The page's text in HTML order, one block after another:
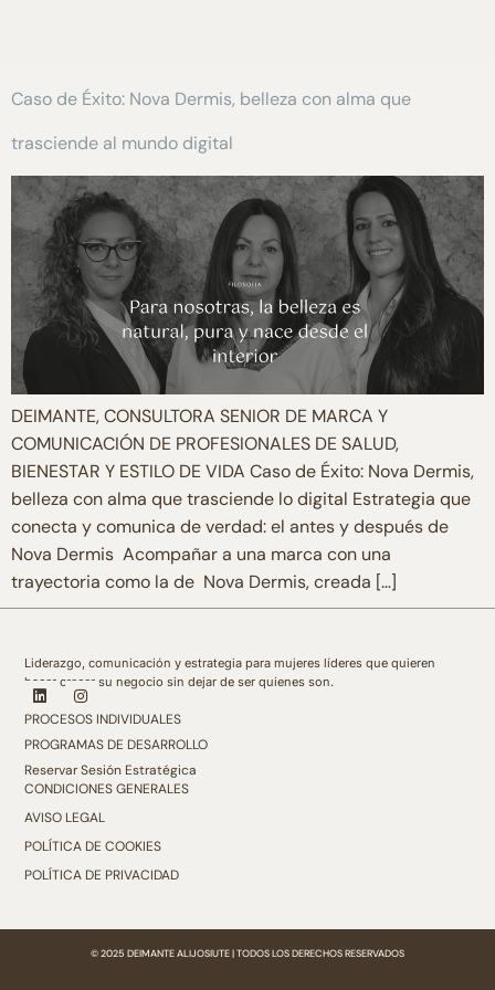
Caso de Éxito: Nova Dermis, belleza con alma que
trasciende al mundo digital
DEIMANTE, CONSULTORA SENIOR DE MARCA Y
COMUNICACIÓN DE PROFESIONALES DE SALUD,
BIENESTAR Y ESTILO DE VIDA Caso de Éxito: Nova Dermis,
belleza con alma que trasciende lo digital Estrategia que
conecta y comunica de verdad: el antes y después de
Nova Dermis Acompañar a una marca con una
trayectoria como la de Nova Dermis, creada […]
Liderazgo, comunicación y estrategia para mujeres líderes que quieren
hacer crecer su negocio sin dejar de ser quienes son.
PROCESOS INDIVIDUALES
PROGRAMAS DE DESARROLLO
Reservar Sesión Estratégica
CONDICIONES GENERALES
AVISO LEGAL
POLÍTICA DE COOKIES
POLÍTICA DE PRIVACIDAD
© 2025 DEIMANTE ALIJOSIUTE | TODOS LOS DERECHOS RESERVADOS